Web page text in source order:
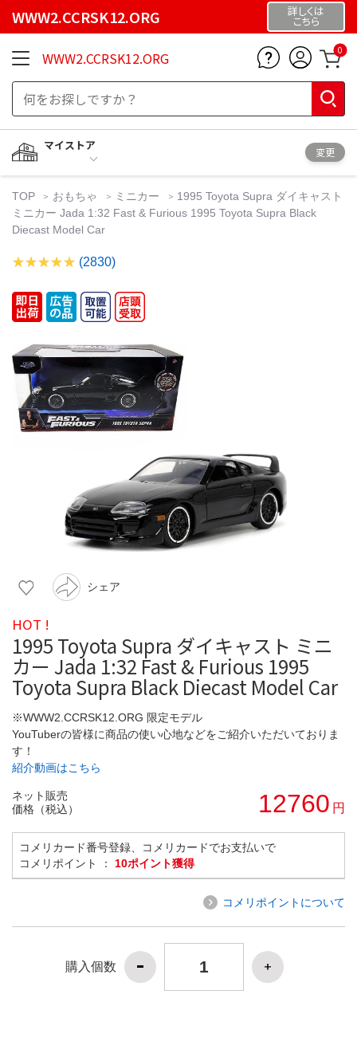
WWW2.CCRSK12.ORG 詳しくは
こちら
WWW2.CCRSK12.ORG 0
マイストア
変更
TOP おもちゃ ミニカー
1995 Toyota Supra ダイキャスト
ミニカー Jada 1:32 Fast & Furious 1995 Toyota Supra Black
Diecast Model Car
(2830)
シェア
HOT !
1995 Toyota Supra ダイキャスト ミニ
カー Jada 1:32 Fast & Furious 1995
Toyota Supra Black Diecast Model Car
※WWW2.CCRSK12.ORG 限定モデル
YouTuberの皆様に商品の使い心地などをご紹介いただいておりま
す！
紹介動画はこちら
ネット販売
価格（税込）
12760 円
コメリカード番号登録、コメリカードでお支払いで
コメリポイント ： 10ポイント獲得
コメリポイントについて
購入個数